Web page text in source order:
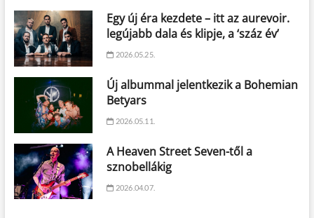
Egy új éra kezdete – itt az aurevoir.
legújabb dala és klipje, a ‘száz év’
2026.05.25.
Új albummal jelentkezik a Bohemian
Betyars
2026.05.11.
A Heaven Street Seven-től a
sznobellákig
2026.04.07.